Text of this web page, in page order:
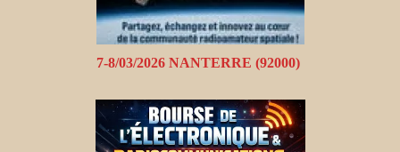
7-8/03/2026 NANTERRE (92000)